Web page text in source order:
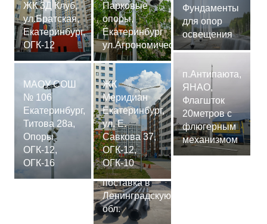
ЖК 3Д Клуб,
ул.Братская,
Екатеринбург,
ОГК-12
МАОУ СОШ
№ 106
Екатеринбург,
Титова 28а,
Опоры
ОГК-12,
ОГК-16
Парковые
опоры,
Екатеринбург
ул.Агрономическая
ЖК
Меридиан
Екатеринбург,
ул. Е.
Савкова 37,
ОГК-12,
ОГК-10
Сваи
СМ-7,75м,
поставка в
Ленинградскую
обл.
Фундаменты
для опор
освещения
п.Антипаюта,
ЯНАО,
Флагшток
20метров с
флюгерным
механизмом